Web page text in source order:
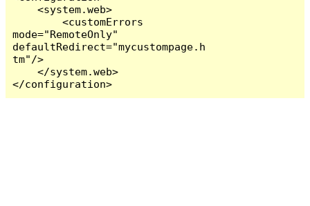
    <system.web>
        <customErrors
mode="RemoteOnly"
defaultRedirect="mycustompage.h
tm"/>
    </system.web>
</configuration>